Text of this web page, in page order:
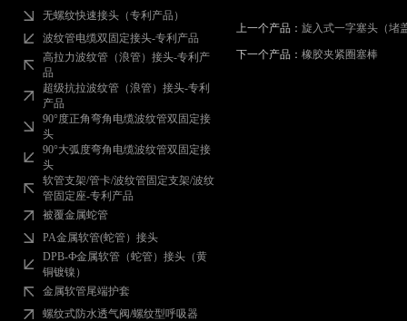
无螺纹快速接头（专利产品）
波纹管电缆双固定接头-专利产品
高拉力波纹管（浪管）接头-专利产
品
超级抗拉波纹管（浪管）接头-专利
产品
90°度正角弯角电缆波纹管双固定接
头
90°大弧度弯角电缆波纹管双固定接
头
软管支架/管卡/波纹管固定支架/波纹
管固定座-专利产品
被覆金属蛇管
PA金属软管(蛇管）接头
DPB-Ф金属软管（蛇管）接头（黄
铜镀镍）
金属软管尾端护套
螺纹式防水透气阀/螺纹型呼吸器
上一个产品： 旋入式一字塞头（堵
下一个产品： 橡胶夹紧圈塞棒